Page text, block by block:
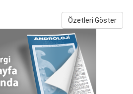
Özetleri Göster